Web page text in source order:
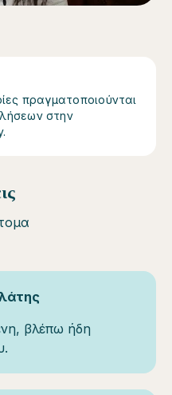
πραγματοποιούνται
στην
βλέπω ήδη